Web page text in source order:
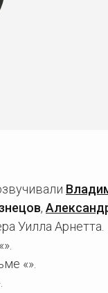
,
Уилла Арнетта.
«».